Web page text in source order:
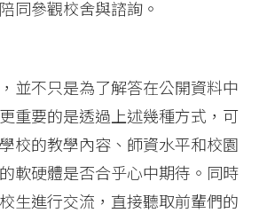
同參觀校舍與諮詢。
並不只是為了解答在公開資料中
重要的是透過上述幾種方式，可
校的教學內容、師資水平和校園
軟硬體是否合乎心中期待。同時
生進行交流，直接聽取前輩們的